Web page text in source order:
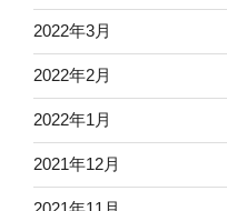
2022年3月
2022年2月
2022年1月
2021年12月